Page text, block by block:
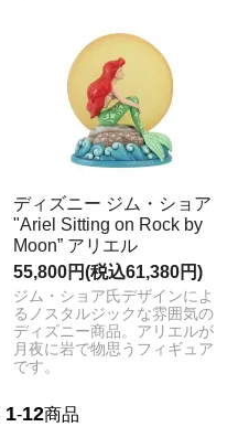
ディズニー ジム・ショア
"Ariel Sitting on Rock by
Moon” アリエル
55,800円(税込61,380円)
ジム・ショア氏デザインによ
るノスタルジックな雰囲気の
ディズニー商品。アリエルが
月夜に岩で物思うフィギュア
です。
1-12商品